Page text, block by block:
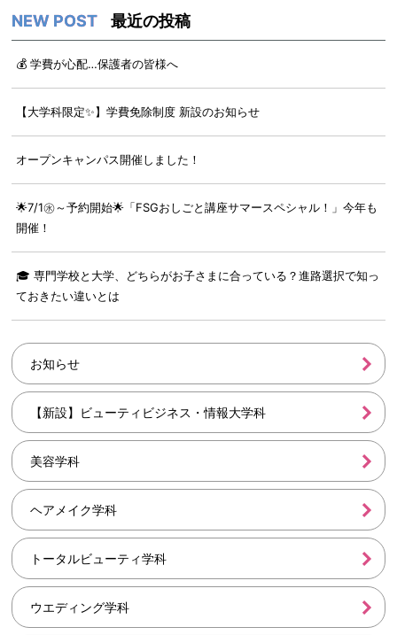
最近の投稿
💰 学費が心配…保護者の皆様へ
【大学科限定✨】学費免除制度 新設のお知らせ
オープンキャンパス開催しました！
🌟7/1㊌～予約開始🌟「FSGおしごと講座サマースペシャル！」今年も
開催！
🎓 専門学校と大学、どちらがお子さまに合っている？進路選択で知っ
ておきたい違いとは
お知らせ
【新設】ビューティビジネス・情報大学科
美容学科
ヘアメイク学科
トータルビューティ学科
ウエディング学科